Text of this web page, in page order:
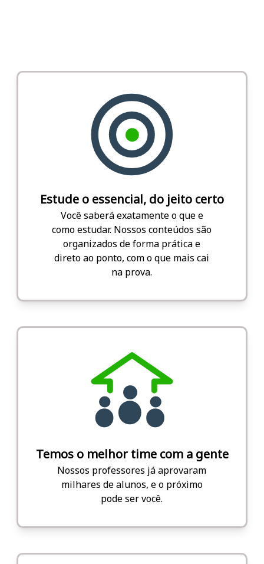
Estude o essencial, do jeito certo
Você saberá exatamente o que e
como estudar. Nossos conteúdos são
organizados de forma prática e
direto ao ponto, com o que mais cai
na prova.
Temos o melhor time com a gente
Nossos professores já aprovaram
milhares de alunos, e o próximo
pode ser você.